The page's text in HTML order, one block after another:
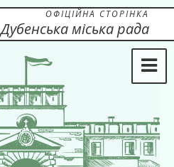
ОФІЦІЙНА СТОРІНКА
Дубенська міська рада